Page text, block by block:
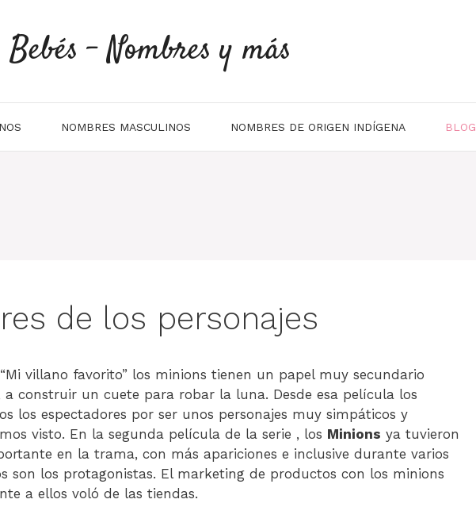
Bebés - Nombres y más
NOMBRES MASCULINOS NOMBRES DE ORIGEN INDÍGENA BLOG
de los personajes
villano favorito” los minions tienen un papel muy secundario
construir un cuete para robar la luna. Desde esa película los
los espectadores por ser unos personajes muy simpáticos y
visto. En la segunda película de la serie , los Minions ya tuvieron
en la trama, con más apariciones e inclusive durante varios
son los protagonistas. El marketing de productos con los minions
a ellos voló de las tiendas.